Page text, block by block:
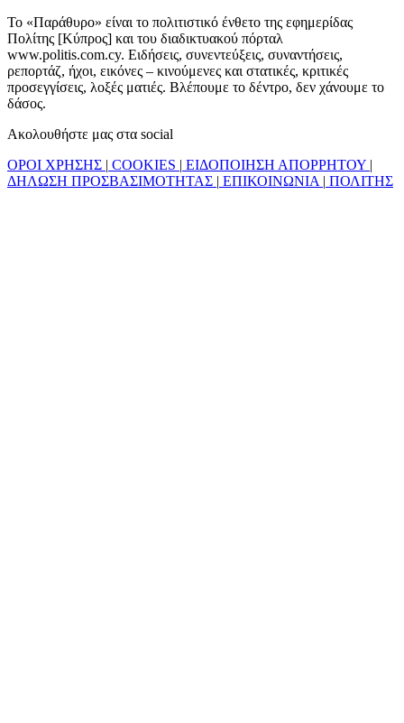
Το «Παράθυρο» είναι το πολιτιστικό ένθετο της εφημερίδας
Πολίτης [Κύπρος] και του διαδικτυακού πόρταλ
www.politis.com.cy. Ειδήσεις, συνεντεύξεις, συναντήσεις,
ρεπορτάζ, ήχοι, εικόνες – κινούμενες και στατικές, κριτικές
προσεγγίσεις, λοξές ματιές. Βλέπουμε το δέντρο, δεν χάνουμε το
δάσος.
Ακολουθήστε μας στα social
ΟΡΟΙ ΧΡΗΣΗΣ | COOKIES | ΕΙΔΟΠΟΙΗΣΗ ΑΠΟΡΡΗΤΟΥ |
ΔΗΛΩΣΗ ΠΡΟΣΒΑΣΙΜΟΤΗΤΑΣ | ΕΠΙΚΟΙΝΩΝΙΑ | ΠΟΛΙΤΗΣ